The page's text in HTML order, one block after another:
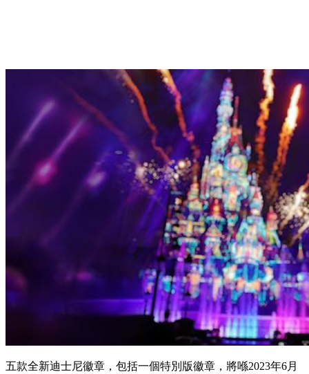
五款全新迪士尼徽章，包括一個特別版徽章，將喺2023年6月